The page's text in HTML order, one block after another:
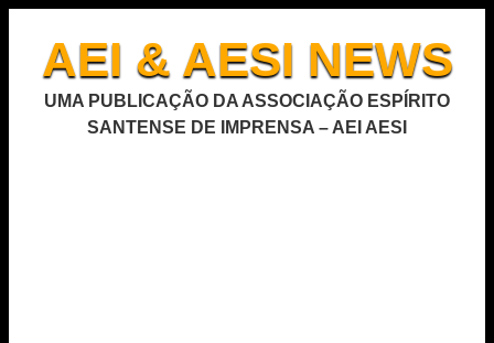
AEI & AESI NEWS
UMA PUBLICAÇÃO DA ASSOCIAÇÃO ESPÍRITO
SANTENSE DE IMPRENSA – AEI AESI